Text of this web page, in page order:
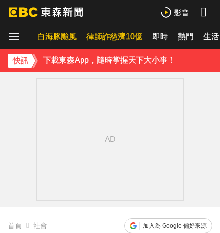
白海豚颱風 律師詐慈濟10億 即時 熱門 生活
快訊
《理財達人秀》X 安聯投信免費講座報名中！搶先卡位 2027
下載東森App，隨時掌握天下大小事！
首頁 社會 加入為 Google 偏好來源